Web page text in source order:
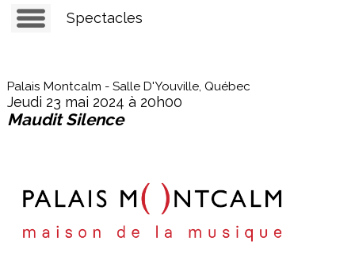
Palais Montcalm - Salle D'Youville, Québec
Jeudi 23 mai 2024 à 20h00
Maudit Silence
Spectacles